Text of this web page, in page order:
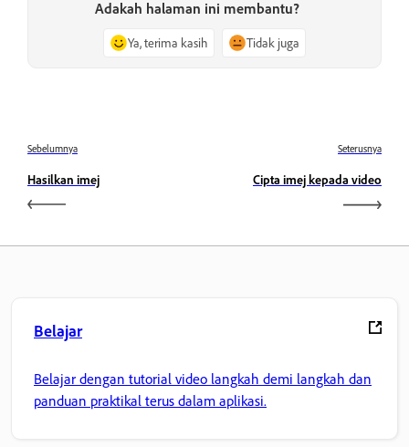
Adakah halaman ini membantu?
Ya, terima kasih Tidak juga
Sebelumnya
Hasilkan imej
Seterusnya
Cipta imej kepada video
Belajar
Belajar dengan tutorial video langkah demi langkah dan
panduan praktikal terus dalam aplikasi.